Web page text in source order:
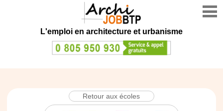
L'emploi en architecture et urbanisme
Retour aux écoles